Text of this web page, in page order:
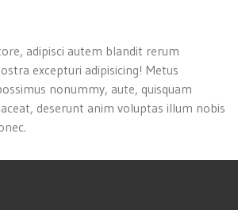
adipisci autem blandit rerum
excepturi adipisicing! Metus
nonummy, aute, quisquam
deserunt anim voluptas illum nobis